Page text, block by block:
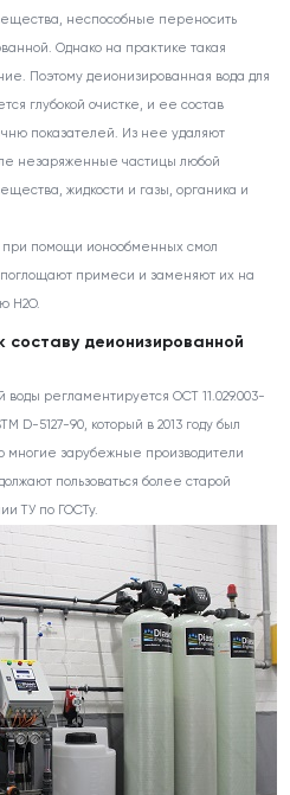
неспособные переносить
Однако на практике такая
Поэтому деионизированная вода для
глубокой очистке, и ее состав
показателей. Из нее удаляют
незаряженные частицы любой
жидкости и газы, органика и
помощи ионообменных смол
поглощают примеси и заменяют их на
H2O.
деионизированной
воды регламентируется ОСТ 11.029.003-
D-5127-90, который в 2013 году был
многие зарубежные производители
пользоваться более старой
ТУ по ГОСТу.